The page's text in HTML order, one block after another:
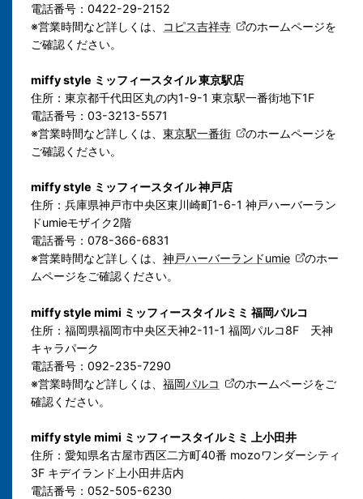
電話番号：0422-29-2152
※営業時間など詳しくは、
コピス吉祥寺
のホームページを
ご確認ください。
miffy style ミッフィースタイル 東京駅店
住所：東京都千代田区丸の内1-9-1 東京駅一番街地下1F
電話番号：03-3213-5571
※営業時間など詳しくは、 東京駅一番街
のホームページを
ご確認ください。
miffy style ミッフィースタイル 神戸店
住所：兵庫県神戸市中央区東川崎町1-6-1 神戸ハーバーラン
ドumieモザイク2階
電話番号：078-366-6831
※営業時間など詳しくは、 神戸ハーバーランドumie
のホー
ムページをご確認ください。
miffy style mimi ミッフィースタイルミミ 福岡パルコ
住所：福岡県福岡市中央区天神2-11-1 福岡パルコ8F 天神
キャラパーク
電話番号：092-235-7290
※営業時間など詳しくは、 福岡パルコ
のホームページをご
確認ください。
miffy style mimi ミッフィースタイルミミ 上小田井
住所：愛知県名古屋市西区二方町40番 mozoワンダーシティ
3F キデイランド上小田井店内
電話番号：052-505-6230